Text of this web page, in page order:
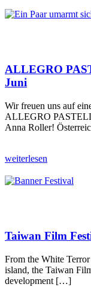
ALLEGRO
Juni
Wir freuen uns auf
ALLEGRO
Anna Roller!
weiterlesen
Taiwan Film
From the White
island, the Taiwan
development […]